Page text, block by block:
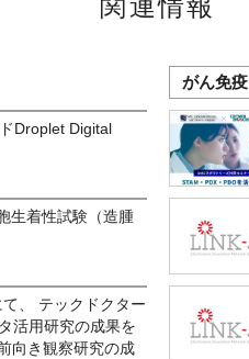
関連情報
Droplet Digital
生着性試験（造腫
、 テックドクター
活用研究の成果を
向き観察研究の成
がん免疫